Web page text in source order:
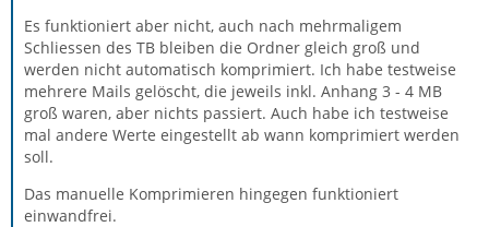
Es funktioniert aber nicht, auch nach mehrmaligem
Schliessen des TB bleiben die Ordner gleich groß und
werden nicht automatisch komprimiert. Ich habe testweise
mehrere Mails gelöscht, die jeweils inkl. Anhang 3 - 4 MB
groß waren, aber nichts passiert. Auch habe ich testweise
mal andere Werte eingestellt ab wann komprimiert werden
soll.
Das manuelle Komprimieren hingegen funktioniert
einwandfrei.